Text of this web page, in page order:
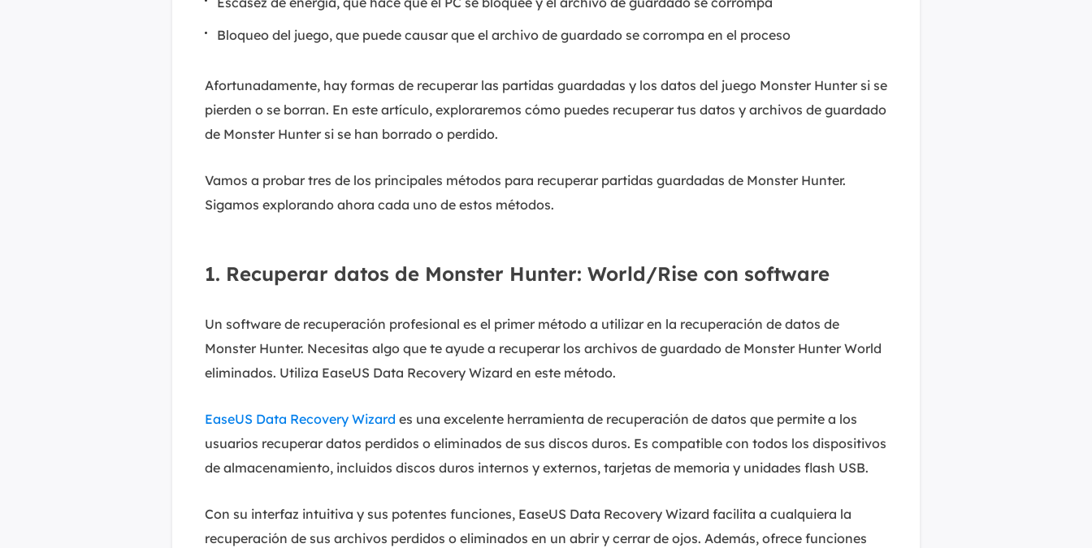
Bloqueo del juego, que puede causar que el archivo de guardado se corrompa en el proceso
Afortunadamente, hay formas de recuperar las partidas guardadas y los datos del juego Monster Hunter si se
pierden o se borran. En este artículo, exploraremos cómo puedes recuperar tus datos y archivos de guardado
de Monster Hunter si se han borrado o perdido.
Vamos a probar tres de los principales métodos para recuperar partidas guardadas de Monster Hunter.
Sigamos explorando ahora cada uno de estos métodos.
1. Recuperar datos de Monster Hunter: World/Rise con software
Un software de recuperación profesional es el primer método a utilizar en la recuperación de datos de
Monster Hunter. Necesitas algo que te ayude a recuperar los archivos de guardado de Monster Hunter World
eliminados. Utiliza EaseUS Data Recovery Wizard en este método.
EaseUS Data Recovery Wizard es una excelente herramienta de recuperación de datos que permite a los
usuarios recuperar datos perdidos o eliminados de sus discos duros. Es compatible con todos los dispositivos
de almacenamiento, incluidos discos duros internos y externos, tarjetas de memoria y unidades flash USB.
Con su interfaz intuitiva y sus potentes funciones, EaseUS Data Recovery Wizard facilita a cualquiera la
recuperación de sus archivos perdidos o eliminados en un abrir y cerrar de ojos. Además, ofrece funciones